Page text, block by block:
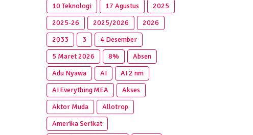
10 Teknologi
17 Agustus
2025
2025‑26
2025/2026
2026
2033
3
4 Desember
5 Maret 2026
8%
Absen
Adu Nyawa
AI
AI 2 nm
AI Everything MEA
Akses
Aktor Muda
Allotrop
Amerika Serikat